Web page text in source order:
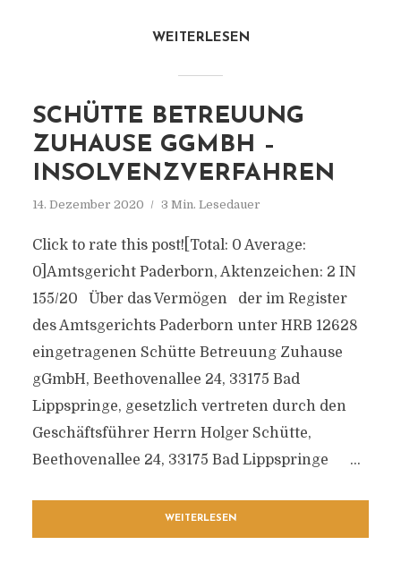
WEITERLESEN
SCHÜTTE BETREUUNG
ZUHAUSE GGMBH –
INSOLVENZVERFAHREN
14. Dezember 2020 3 Min. Lesedauer
Click to rate this post![Total: 0 Average:
0]Amtsgericht Paderborn, Aktenzeichen: 2 IN
155/20 Über das Vermögen der im Register
des Amtsgerichts Paderborn unter HRB 12628
eingetragenen Schütte Betreuung Zuhause
gGmbH, Beethovenallee 24, 33175 Bad
Lippspringe, gesetzlich vertreten durch den
Geschäftsführer Herrn Holger Schütte,
Beethovenallee 24, 33175 Bad Lippspringe ...
WEITERLESEN